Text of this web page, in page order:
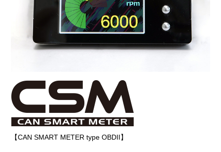
【CAN SMART METER type OBDII】